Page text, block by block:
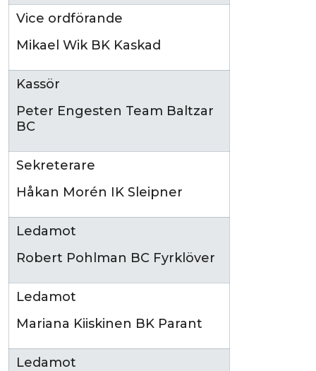
Vice ordförande
Mikael Wik BK Kaskad
Kassör
Peter Engesten Team Baltzar
BC
Sekreterare
Håkan Morén IK Sleipner
Ledamot
Robert Pohlman BC Fyrklöver
Ledamot
Mariana Kiiskinen BK Parant
Ledamot